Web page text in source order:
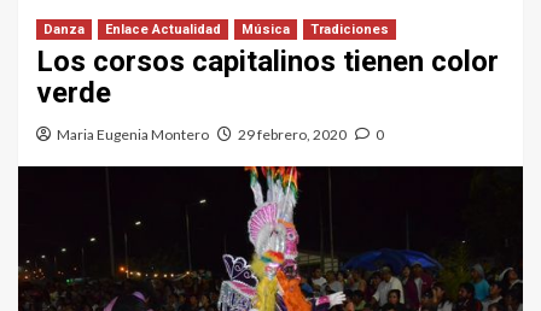
Danza Enlace Actualidad Música Tradiciones
Los corsos capitalinos tienen color
verde
Maria Eugenia Montero 29 febrero, 2020 0